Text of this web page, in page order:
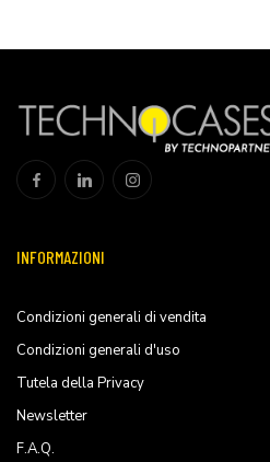
INFORMAZIONI
Condizioni generali di vendita
Condizioni generali d'uso
Tutela della Privacy
Newsletter
F.A.Q.